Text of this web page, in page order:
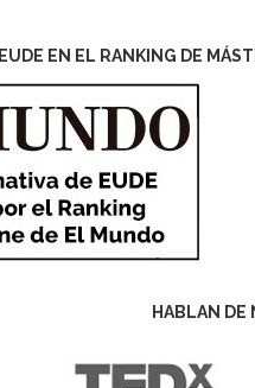
EUDE EN EL RANKING DE
HABLAN DE